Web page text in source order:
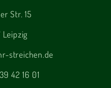
Str. 15
streichen.de
42 16 01